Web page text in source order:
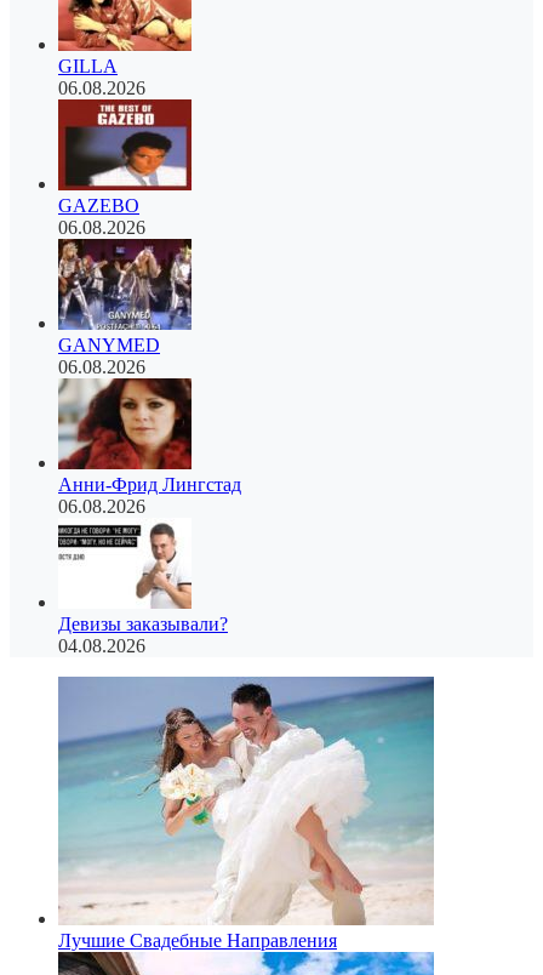
GILLA
06.08.2026
GAZEBO
06.08.2026
GANYMED
06.08.2026
Анни-Фрид Лингстад
06.08.2026
Девизы заказывали?
04.08.2026
Лучшие Свадебные Направления